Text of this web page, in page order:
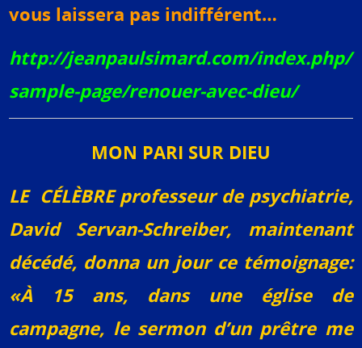
vous laissera pas indifférent…
http://jeanpaulsimard.com/index.php/
sample-page/renouer-avec-dieu/
MON PARI SUR DIEU
LE CÉLÈBRE professeur de psychiatrie,
David Servan-Schreiber, maintenant
décédé, donna un jour ce témoignage:
«À 15 ans, dans une église de
campagne, le sermon d’un prêtre me